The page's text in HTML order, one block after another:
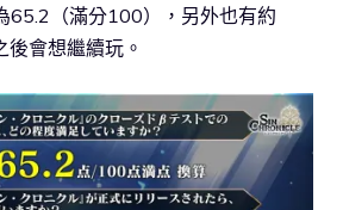
65.2（滿分100），另外也有約
會想繼續玩。